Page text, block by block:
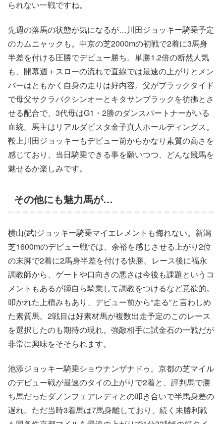
られない一戦ですね。
先週の落馬の状態が気になるが…川田ジョッキー騎乗予定
のカムニャックも。中京の芝2000mの初戦で2着に3馬身
半差を付ける圧勝でデビュー勝ち。単勝1.2倍の断然人気
も、開幕週＋スローの流れで直線では最速の上がりとメン
バーはともかく自身の走りは好内容。父がブラックタイド
で母父サクラバクシンオーとキタサンブラックを彷彿とさ
せる配合で、3代母はG1・2勝のダンスパートナーがいる
血統。馬主はリアルダビスタ金子真人ホールディングス。
鞍上川田ジョッキーもデビュー前からかなり素質の高さを
感じており、当日騎乗できる事を願いつつ、どんな競馬を
魅せるか楽しみです。
その他にも魅力馬が…
横山(武)ジョッキー騎乗マイエレメントも侮れない。新潟
芝1600mのデビュー戦では、余裕を感じさせる上がり2位
の末脚で2着に2馬身半差を付ける快勝。レース後に福永
調教師から、ゲートや口向きの悪さは今後も課題というコ
メントもあるが師自ら騎乗して調教をつけるなど意欲的。
叩かれた上積みもあり、デビュー前から“走る”と言わしめ
た素質馬。2戦目は好素材馬が複数出走予定のこのレース
を選択したのも期待の現れ。強敵相手に試金石の一戦だが
非常に興味をそそられます。
池添ジョッキー騎乗ショウナンザナドゥ。京都の芝マイル
のデビュー戦が最速のタイの上がりで2着と、評判馬で勝
ち馬だったダノンフェアレディとの叩き合いで半馬身差の
遅れ。ただ当時3着馬は7馬身離しており、続く未勝利戦